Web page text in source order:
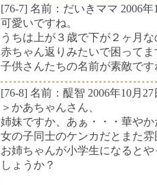
[76-7] 名前：だいきママ 2006年
可愛いですね。
うちは上が３歳で下が２ヶ月
赤ちゃん返りみたいで困ってま
子供さんたちの名前が素敵です
[76-8] 名前：醍智 2006年10月27
＞かあちゃんさん、
姉妹ですか、あぁ・・・華やか
女の子同士のケンカだとまた雰
お姉ちゃんが小学生になると
しょうか？